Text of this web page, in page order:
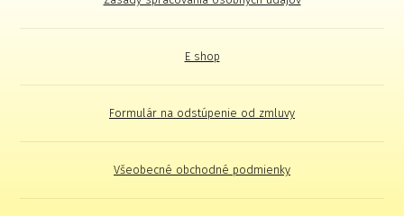
E shop
Formulár na odstúpenie od zmluvy
Všeobecné obchodné podmienky